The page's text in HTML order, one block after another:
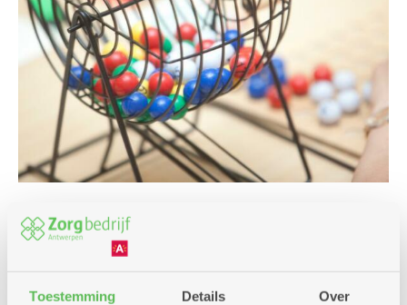
Toestemming Details Over
Spel